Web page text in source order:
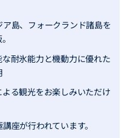
島、フォークランド諸島を
耐氷能力と機動力に優れた
る観光をお楽しみいただけ
座が行われています。